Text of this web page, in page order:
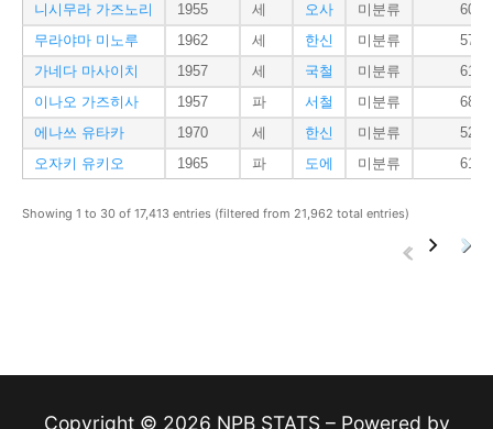
니시무라 가즈노리
1955 세 오사 미분류
60
무라야마 미노루
1962 세 한신 미분류
57
가네다 마사이치
1957 세 국철 미분류
61
이나오 가즈히사
1957 파 서철 미분류
68
에나쓰 유타카
1970 세 한신 미분류
52
오자키 유키오
1965 파 도에 미분류 61
Showing 1 to 30 of 17,413 entries (filtered from 21,962 total entries)
Copyright © 2026 NPB STATS – Powered by